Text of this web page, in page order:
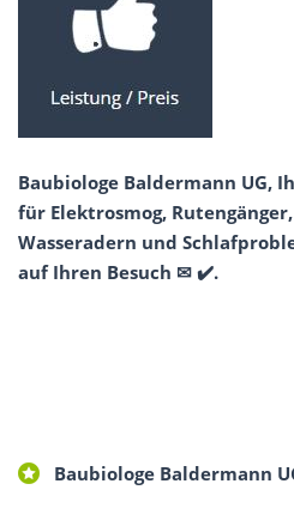
Baubiologe Baldermann UG,
für Elektrosmog,
Wasseradern und
auf Ihren Besuch ✉ ✔️.
Baubiologe Baldermann